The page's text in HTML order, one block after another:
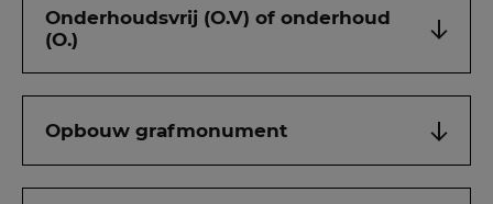
Onderhoudsvrij (O.V) of onderhoud
(O.)
Opbouw grafmonument